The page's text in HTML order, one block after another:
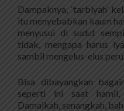
Dampaknya, ‘tarbiyah’
itu menyebabkan kaum
menyusui di sudut
tidak, mengapa harus
sambil mengelus-elus
Bisa dibayangkan
seperti ini saat hamil,
Damaikah, senangkah,